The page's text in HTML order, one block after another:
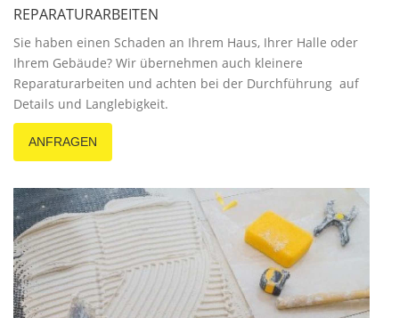
REPARATURARBEITEN
Sie haben einen Schaden an Ihrem Haus, Ihrer Halle oder
Ihrem Gebäude? Wir übernehmen auch kleinere
Reparaturarbeiten und achten bei der Durchführung auf
Details und Langlebigkeit.
ANFRAGEN